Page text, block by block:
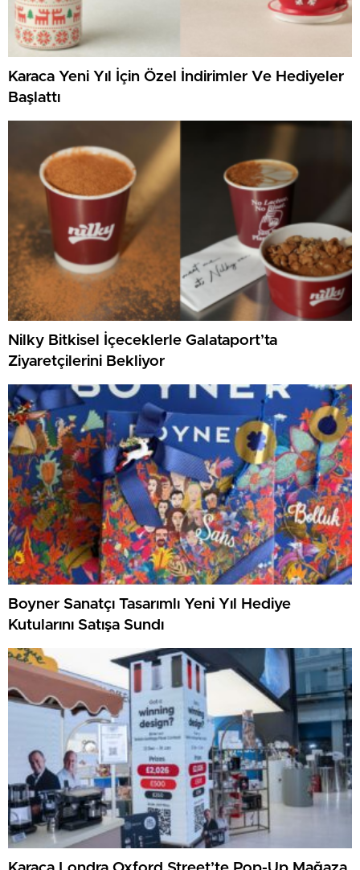
Karaca Yeni Yıl İçin Özel İndirimler Ve Hediyeler
Başlattı
Nilky Bitkisel İçeceklerle Galataport’ta
Ziyaretçilerini Bekliyor
Boyner Sanatçı Tasarımlı Yeni Yıl Hediye
Kutularını Satışa Sundı